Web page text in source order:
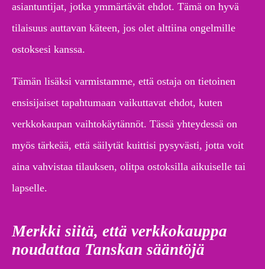
asiantuntijat, jotka ymmärtävät ehdot. Tämä on hyvä
tilaisuus auttavan käteen, jos olet alttiina ongelmille
ostoksesi kanssa.
Tämän lisäksi varmistamme, että ostaja on tietoinen
ensisijaiset tapahtumaan vaikuttavat ehdot, kuten
verkkokaupan vaihtokäytännöt. Tässä yhteydessä on
myös tärkeää, että säilytät kuittisi pysyvästi, jotta voit
aina vahvistaa tilauksen, olitpa ostoksilla aikuiselle tai
lapselle.
Merkki siitä, että verkkokauppa
noudattaa Tanskan sääntöjä